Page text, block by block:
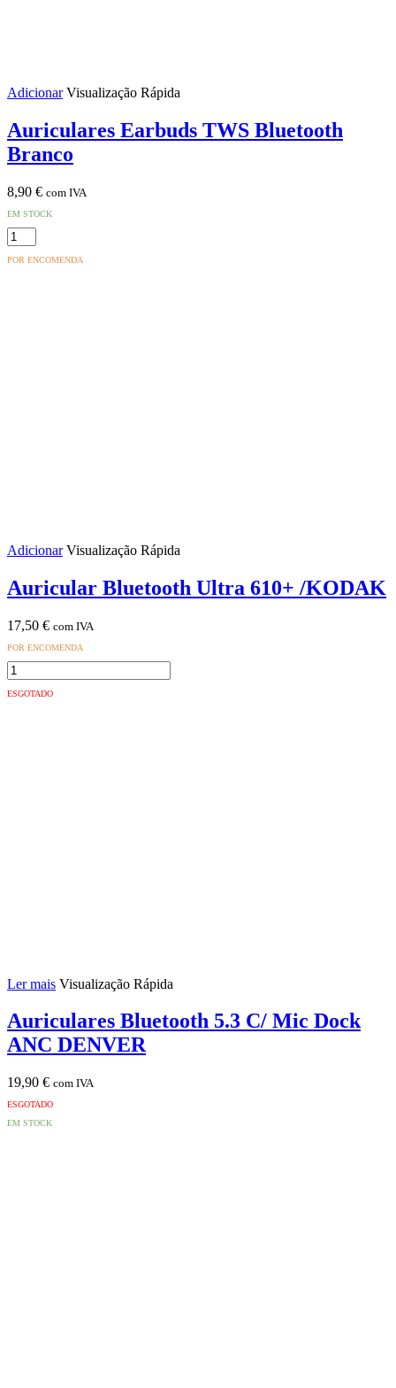
Adicionar Visualização Rápida
Auriculares Earbuds TWS Bluetooth
Branco
8,90 € com IVA
EM STOCK
Quantidade
de
Auriculares
POR ENCOMENDA
Adicionar Visualização Rápida
Auricular Bluetooth Ultra 610+ /KODAK
17,50 € com IVA
POR ENCOMENDA
Quantidade
de
Auricular
ESGOTADO
Ler mais Visualização Rápida
Auriculares Bluetooth 5.3 C/ Mic Dock
ANC DENVER
19,90 € com IVA
ESGOTADO
EM STOCK